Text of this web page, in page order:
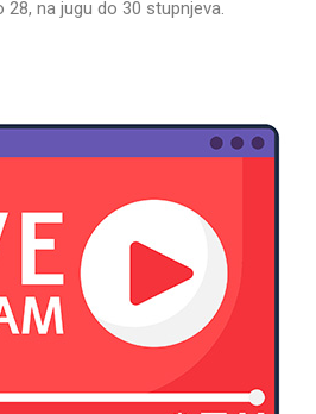
28, na jugu do 30 stupnjeva.